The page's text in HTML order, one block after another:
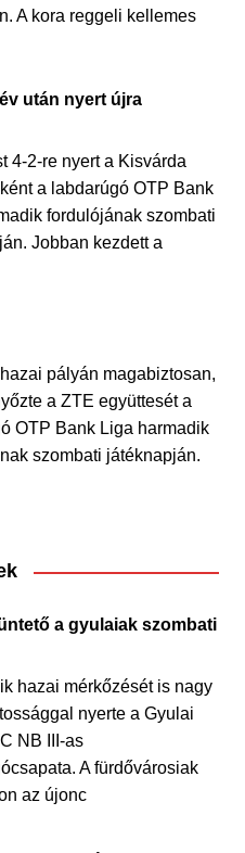
A kora reggeli kellemes
után nyert újra
4-2-re nyert a Kisvárda
a labdarúgó OTP Bank
fordulójának szombati
Jobban kezdett a
pályán magabiztosan,
a ZTE együttesét a
OTP Bank Liga harmadik
szombati játéknapján.
a gyulaiak szombati
hazai mérkőzését is nagy
nyerte a Gyulai
NB III-as
A fürdővárosiak
az újonc